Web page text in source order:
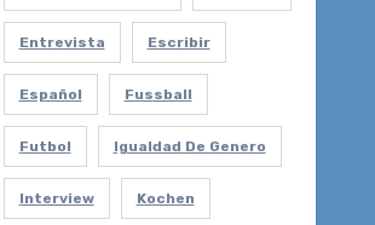
Entrevista Escribir
Español Fussball
Futbol Igualdad De Genero
Interview Kochen